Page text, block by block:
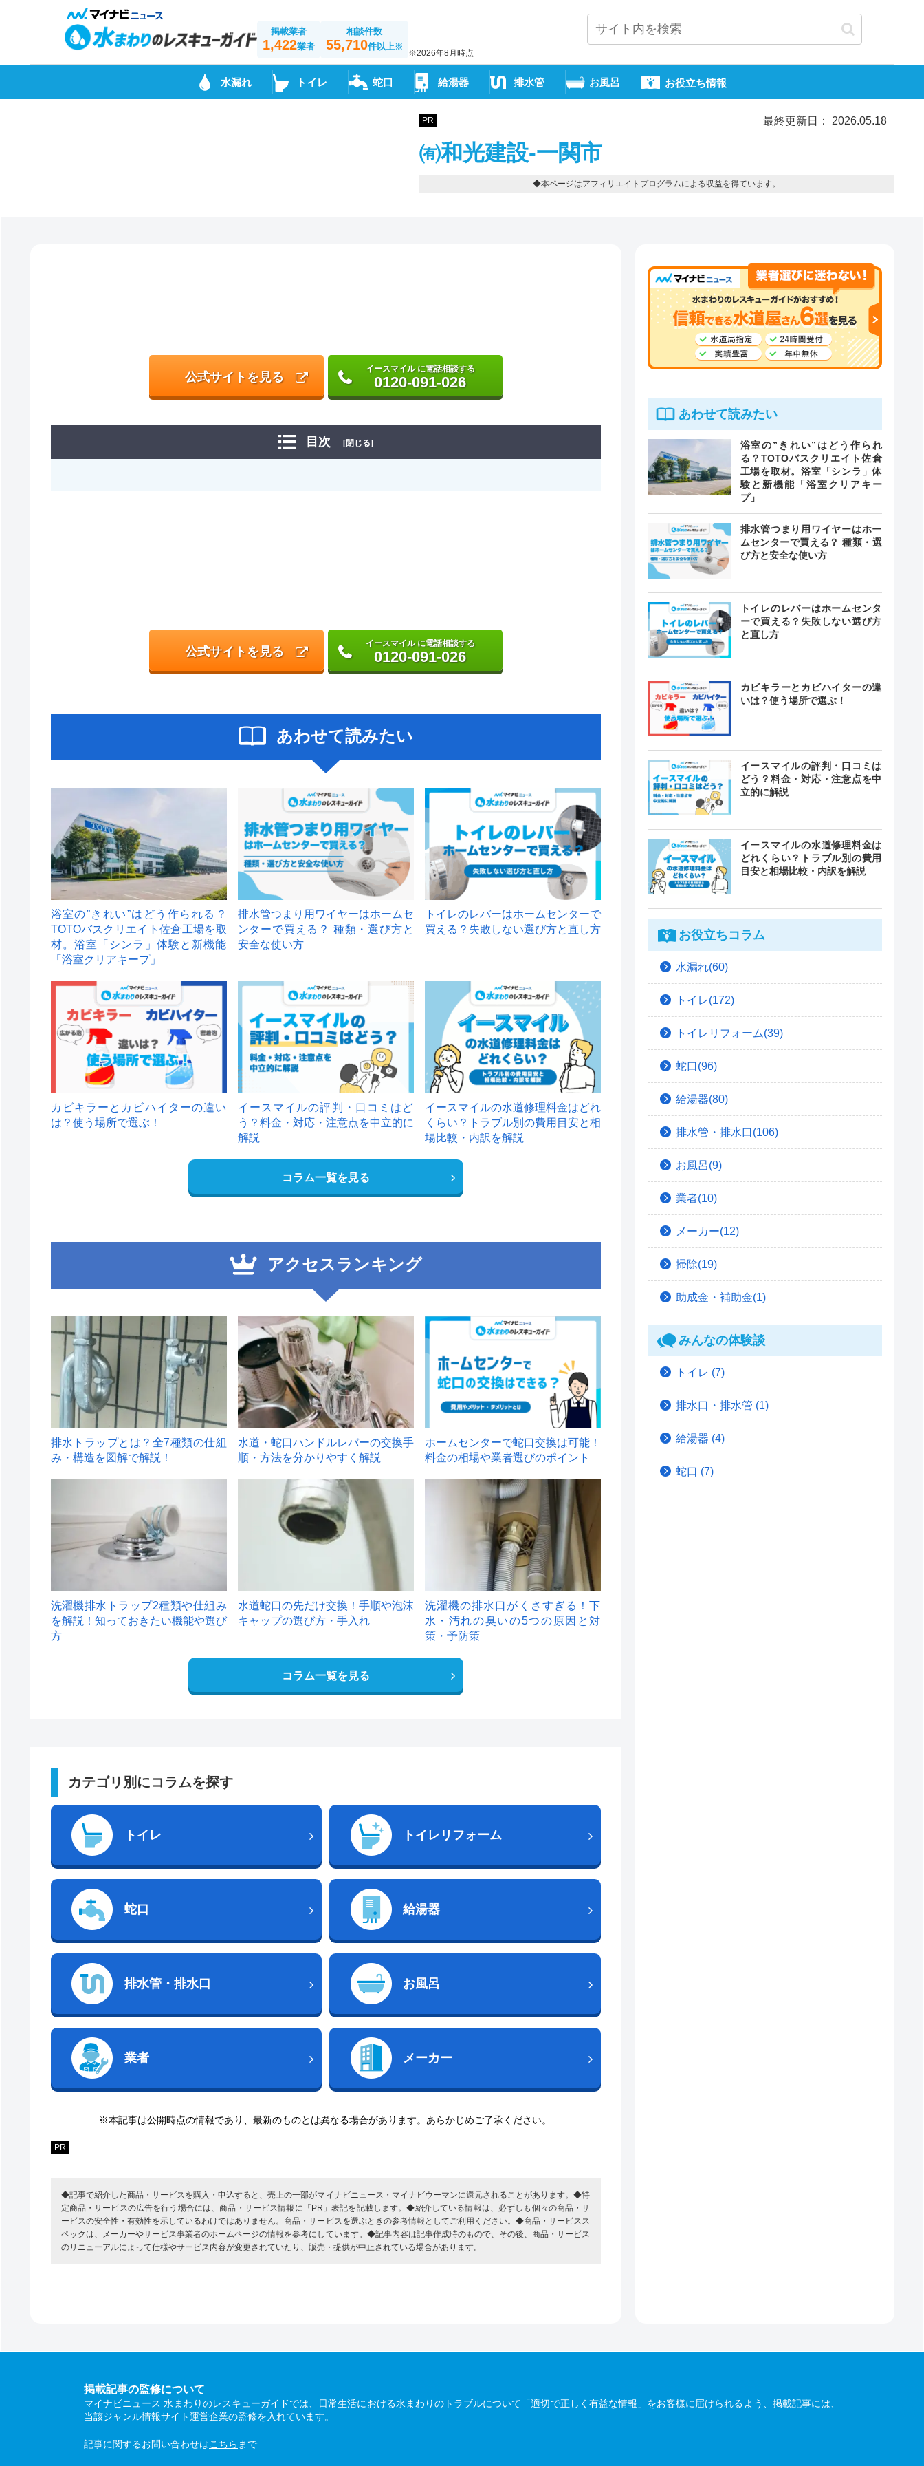
掲載業者
1,422業者
相談件数
55,710件以上※
※2026年8月時点
水漏れ トイレ 蛇口 給湯器 排水管 お風呂 お役立ち情報
PR 最終更新日： 2026.05.18
㈲和光建設-一関市
◆本ページはアフィリエイトプログラムによる収益を得ています。
公式サイトを見る
イースマイル に電話相談する
0120-091-026
目次 [閉じる]
公式サイトを見る
イースマイル に電話相談する
0120-091-026
あわせて読みたい
浴室の”きれい”はどう作られる？
TOTOバスクリエイト佐倉工場を取
材。浴室「シンラ」体験と新機能
「浴室クリアキープ」
排水管つまり用ワイヤーはホームセ
ンターで買える？ 種類・選び方と
安全な使い方
トイレのレバーはホームセンターで
買える？失敗しない選び方と直し方
カビキラーとカビハイターの違い
は？使う場所で選ぶ！
イースマイルの評判・口コミはど
う？料金・対応・注意点を中立的に
解説
イースマイルの水道修理料金はどれ
くらい？トラブル別の費用目安と相
場比較・内訳を解説
コラム一覧を見る
アクセスランキング
1
排水トラップとは？全7種類の仕組
み・構造を図解で解説！
2
水道・蛇口ハンドルレバーの交換手
順・方法を分かりやすく解説
ホームセンターで蛇口交換は可能！
料金の相場や業者選びのポイント
洗濯機排水トラップ2種類や仕組み
を解説！知っておきたい機能や選び
方
水道蛇口の先だけ交換！手順や泡沫
キャップの選び方・手入れ
洗濯機の排水口がくさすぎる！下
水・汚れの臭いの5つの原因と対
策・予防策
コラム一覧を見る
カテゴリ別にコラムを探す
トイレ トイレリフォーム
蛇口 給湯器
排水管・排水口 お風呂
業者 メーカー
※本記事は公開時点の情報であり、最新のものとは異なる場合があります。あらかじめご了承ください。
PR
◆記事で紹介した商品・サービスを購入・申込すると、売上の一部がマイナビニュース・マイナビウーマンに還元されることがあります。◆特
定商品・サービスの広告を行う場合には、商品・サービス情報に「PR」表記を記載します。◆紹介している情報は、必ずしも個々の商品・サ
ービスの安全性・有効性を示しているわけではありません。商品・サービスを選ぶときの参考情報としてご利用ください。◆商品・サービスス
ペックは、メーカーやサービス事業者のホームページの情報を参考にしています。◆記事内容は記事作成時のもので、その後、商品・サービス
のリニューアルによって仕様やサービス内容が変更されていたり、販売・提供が中止されている場合があります。
あわせて読みたい
浴室の”きれい”はどう作られ
る？TOTOバスクリエイト佐倉
工場を取材。浴室「シンラ」体
験と新機能「浴室クリアキー
プ」
排水管つまり用ワイヤーはホー
ムセンターで買える？ 種類・選
び方と安全な使い方
トイレのレバーはホームセンタ
ーで買える？失敗しない選び方
と直し方
カビキラーとカビハイターの違
いは？使う場所で選ぶ！
イースマイルの評判・口コミは
どう？料金・対応・注意点を中
立的に解説
イースマイルの水道修理料金は
どれくらい？トラブル別の費用
目安と相場比較・内訳を解説
お役立ちコラム
水漏れ(60)
トイレ(172)
トイレリフォーム(39)
蛇口(96)
給湯器(80)
排水管・排水口(106)
お風呂(9)
業者(10)
メーカー(12)
掃除(19)
助成金・補助金(1)
みんなの体験談
トイレ (7)
排水口・排水管 (1)
給湯器 (4)
蛇口 (7)
掲載記事の監修について
マイナビニュース 水まわりのレスキューガイドでは、日常生活における水まわりのトラブルについて「適切で正しく有益な情報」をお客様に届けられるよう、掲載記事には、
当該ジャンル情報サイト運営企業の監修を入れています。
記事に関するお問い合わせはこちら まで